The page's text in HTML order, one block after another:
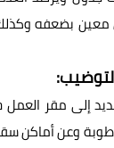
بضعفه وكذلك
إلى مقر
وعن أماكن